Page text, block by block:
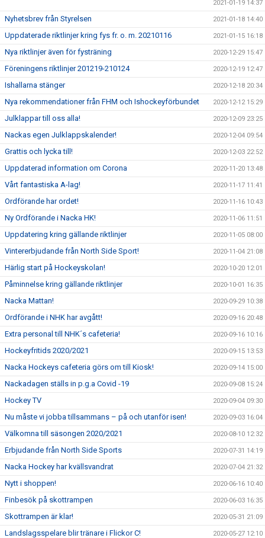
2021-01-19 14:37
Nyhetsbrev från Styrelsen 2021-01-18 14:40
Uppdaterade riktlinjer kring fys fr. o. m. 20210116 2021-01-15 16:18
Nya riktlinjer även för fysträning 2020-12-29 15:47
Föreningens riktlinjer 201219-210124 2020-12-19 12:47
Ishallarna stänger 2020-12-18 20:34
Nya rekommendationer från FHM och Ishockeyförbundet 2020-12-12 15:29
Julklappar till oss alla! 2020-12-09 23:25
Nackas egen Julklappskalender! 2020-12-04 09:54
Grattis och lycka till! 2020-12-03 22:52
Uppdaterad information om Corona 2020-11-20 13:48
Vårt fantastiska A-lag! 2020-11-17 11:41
Ordförande har ordet! 2020-11-16 10:43
Ny Ordförande i Nacka HK! 2020-11-06 11:51
Uppdatering kring gällande riktlinjer 2020-11-05 08:00
Vintererbjudande från North Side Sport! 2020-11-04 21:08
Härlig start på Hockeyskolan! 2020-10-20 12:01
Påminnelse kring gällande riktlinjer 2020-10-01 16:35
Nacka Mattan! 2020-09-29 10:38
Ordförande i NHK har avgått! 2020-09-16 20:48
Extra personal till NHK´s cafeteria! 2020-09-16 10:16
Hockeyfritids 2020/2021 2020-09-15 13:53
Nacka Hockeys cafeteria görs om till Kiosk! 2020-09-14 15:00
Nackadagen ställs in p.g.a Covid -19 2020-09-08 15:24
Hockey TV 2020-09-04 09:30
Nu måste vi jobba tillsammans – på och utanför isen! 2020-09-03 16:04
Välkomna till säsongen 2020/2021 2020-08-10 12:32
Erbjudande från North Side Sports 2020-07-31 14:19
Nacka Hockey har kvällsvandrat 2020-07-04 21:32
Nytt i shoppen! 2020-06-16 10:40
Finbesök på skottrampen 2020-06-03 16:35
Skottrampen är klar! 2020-05-31 21:09
Landslagsspelare blir tränare i Flickor C! 2020-05-27 12:10